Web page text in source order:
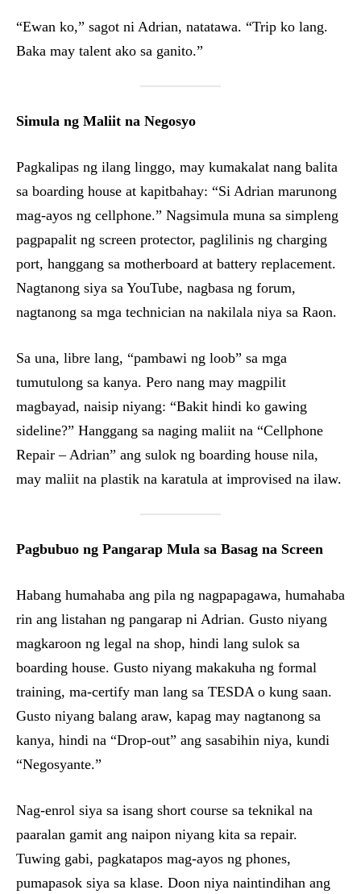
“Ewan ko,” sagot ni Adrian, natatawa. “Trip ko lang.
Baka may talent ako sa ganito.”
Simula ng Maliit na Negosyo
Pagkalipas ng ilang linggo, may kumakalat nang balita
sa boarding house at kapitbahay: “Si Adrian marunong
mag-ayos ng cellphone.” Nagsimula muna sa simpleng
pagpapalit ng screen protector, paglilinis ng charging
port, hanggang sa motherboard at battery replacement.
Nagtanong siya sa YouTube, nagbasa ng forum,
nagtanong sa mga technician na nakilala niya sa Raon.
Sa una, libre lang, “pambawi ng loob” sa mga
tumutulong sa kanya. Pero nang may magpilit
magbayad, naisip niyang: “Bakit hindi ko gawing
sideline?” Hanggang sa naging maliit na “Cellphone
Repair – Adrian” ang sulok ng boarding house nila,
may maliit na plastik na karatula at improvised na ilaw.
Pagbubuo ng Pangarap Mula sa Basag na Screen
Habang humahaba ang pila ng nagpapagawa, humahaba
rin ang listahan ng pangarap ni Adrian. Gusto niyang
magkaroon ng legal na shop, hindi lang sulok sa
boarding house. Gusto niyang makakuha ng formal
training, ma-certify man lang sa TESDA o kung saan.
Gusto niyang balang araw, kapag may nagtanong sa
kanya, hindi na “Drop-out” ang sasabihin niya, kundi
“Negosyante.”
Nag-enrol siya sa isang short course sa teknikal na
paaralan gamit ang naipon niyang kita sa repair.
Tuwing gabi, pagkatapos mag-ayos ng phones,
pumapasok siya sa klase. Doon niya naintindihan ang